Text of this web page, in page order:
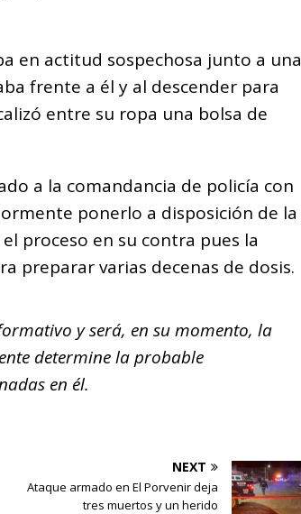
en actitud sospechosa junto a una
frente a él y al descender para
entre su ropa una bolsa de
a la comandancia de policía con
ponerlo a disposición de la
proceso en su contra pues la
preparar varias decenas de dosis.
y será, en su momento, la
determine la probable
en él.
NEXT
Ataque armado en El Porvenir deja
tres muertos y un herido